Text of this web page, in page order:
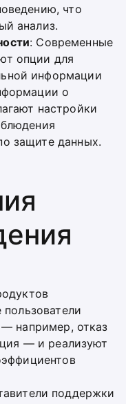
что
анализ.
: Современные
опции для
информации
о
настройки
защите данных.
например, отказ
— и реализуют
поддержки